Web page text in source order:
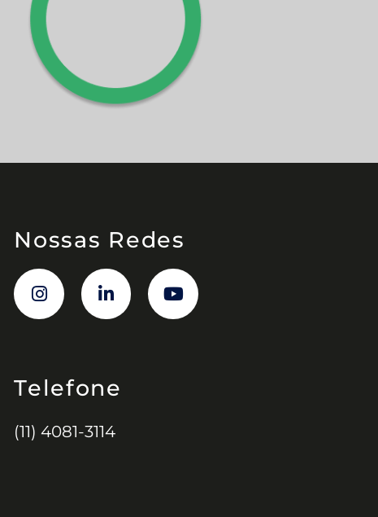
Nossas Redes
Telefone
(11) 4081-3114